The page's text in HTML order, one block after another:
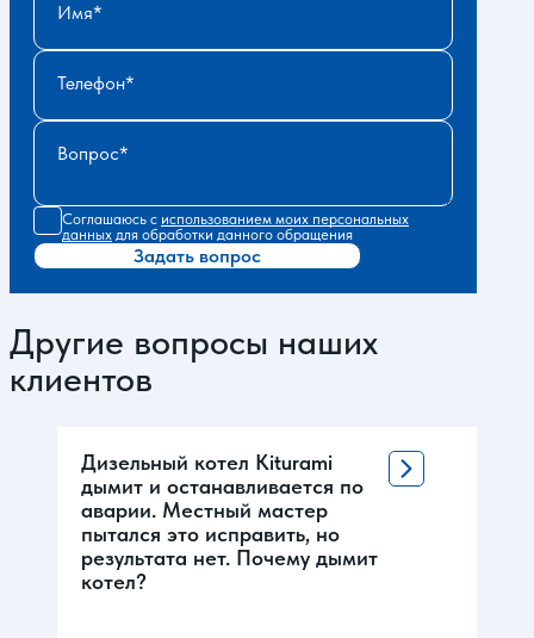
Имя
Телефон
Вопрос
Соглашаюсь с использованием моих персональных
данных для обработки данного обращения
Задать вопрос
Другие вопросы наших
клиентов
Дизельный котел Kiturami
дымит и останавливается по
аварии. Местный мастер
пытался это исправить, но
результата нет. Почему дымит
котел?